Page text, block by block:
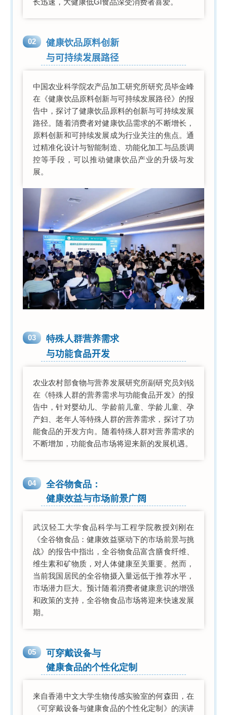
长迅速，大健康低GI食品深受消费者喜爱。
02 健康饮品原料创新
与可持续发展路径
中国农业科学院农产品加工研究所研究员毕金峰
在《健康饮品原料创新与可持续发展路径》的报
告中，探讨了健康饮品原料的创新与可持续发展
路径。随着消费者对健康饮品需求的不断增长，
原料创新和可持续发展成为行业关注的焦点。通
过精准化设计与智能制造、功能化加工与品质调
控等手段，可以推动健康饮品产业的升级与发
展。
03 特殊人群营养需求
与功能食品开发
农业农村部食物与营养发展研究所副研究员刘锐
在《特殊人群的营养需求与功能食品开发》的报
告中，针对婴幼儿、学龄前儿童、学龄儿童、孕
产妇、老年人等特殊人群的营养需求，探讨了功
能食品的开发方向。随着特殊人群对营养需求的
不断增加，功能食品市场将迎来新的发展机遇。
04
全谷物食品：
健康效益与市场前景广阔
武汉轻工大学食品科学与工程学院教授刘刚在
《全谷物食品：健康效益驱动下的市场前景与挑
战》的报告中指出，全谷物食品富含膳食纤维、
维生素和矿物质，对人体健康至关重要。然而，
当前我国居民的全谷物摄入量远低于推荐水平，
市场潜力巨大。预计随着消费者健康意识的增强
和政策的支持，全谷物食品市场将迎来快速发展
期。
05
可穿戴设备与
健康食品的个性化定制
来自香港中文大学生物传感实验室的何森田，在
《可穿戴设备与健康食品的个性化定制》的演讲